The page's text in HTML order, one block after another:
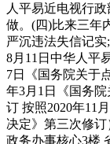
人平易近电视行
做。(四)比来三年
严沉违法失信记
8月11日中华人平
7日《国务院关于
年3月1日《国务
订 按照2020年11
决定》第三次修
政务办事核心3楼